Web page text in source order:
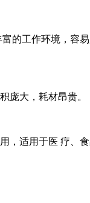
工作环境，容
庞大，耗材昂贵。
适用于医 疗、食